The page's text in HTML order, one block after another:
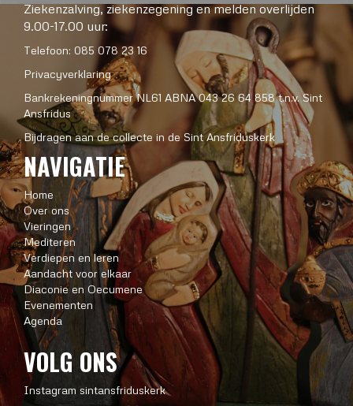
Ziekenzalving, ziekenzegening en melden overlijden
9.00-17.00 uur:
Telefoon: 085 078 23 16
Privacyverklaring
Bankrekeningnummer NL61 ABNA 043 26 64 858 t.n.v. Sint
Ansfridus
Bijdragen aan de collecte in de Sint Ansfriduskerk
NAVIGATIE
Home
Over ons
Vieringen
Mediteren
Verdiepen en leren
Aandacht voor elkaar
Diaconie en Oecumene
Evenementen
Agenda
VOLG ONS
Instagram sintansfriduskerk